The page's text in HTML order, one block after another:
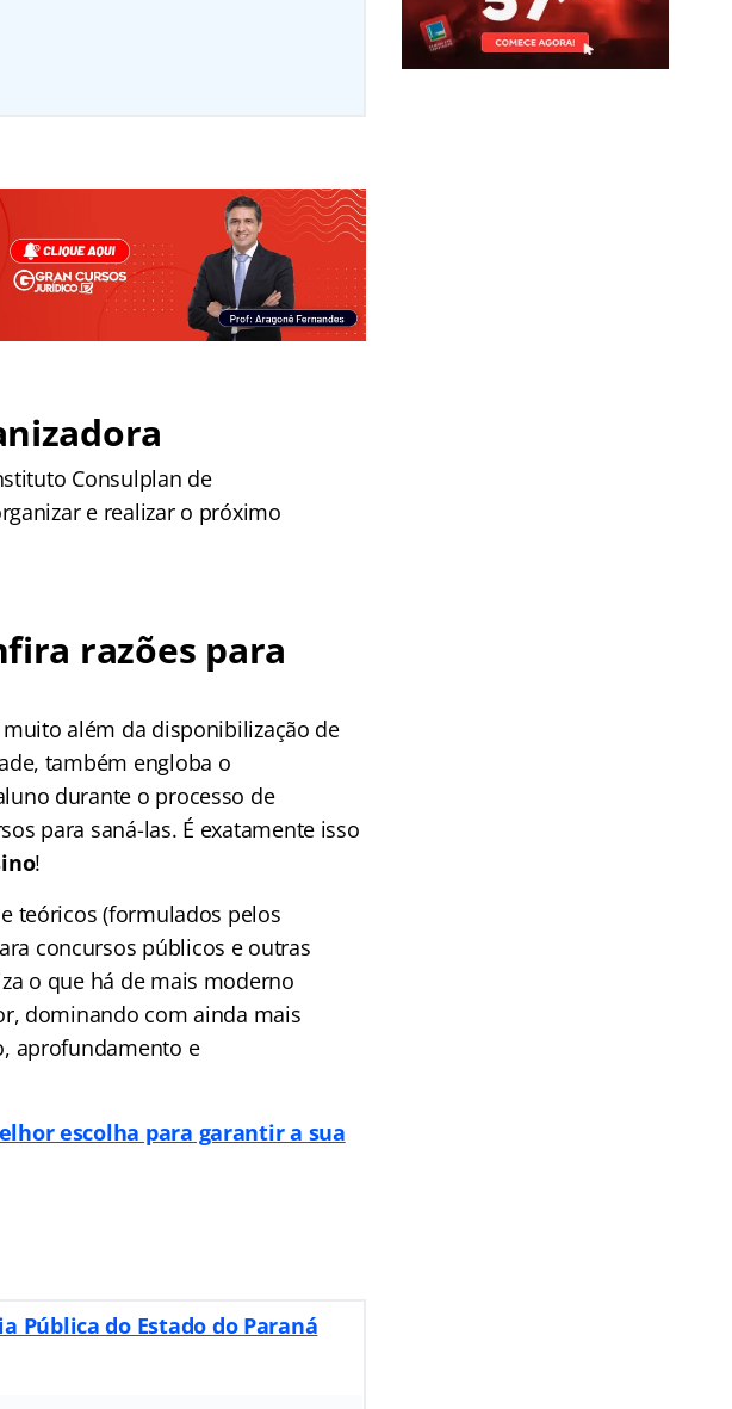
Consulplan de
e realizar o próximo
razões para
além da disponibilização de
também engloba o
durante o processo de
para saná-las. É exatamente isso
!
teóricos (formulados pelos
concursos públicos e outras
o que há de mais moderno
dominando com ainda mais
aprofundamento e
escolha para garantir a sua
Pública do Estado do Paraná